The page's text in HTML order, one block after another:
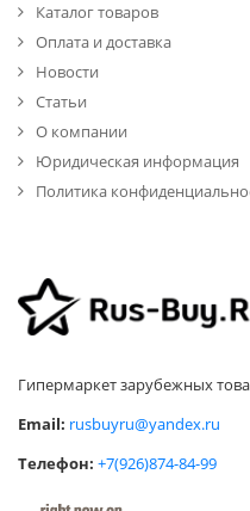
Каталог товаров
Оплата и доставка
Новости
Статьи
О компании
Юридическая информация
Политика
Гипермаркет зарубежных
Email: rusbuyru@yandex.ru
Телефон: +7(926)874-84-99